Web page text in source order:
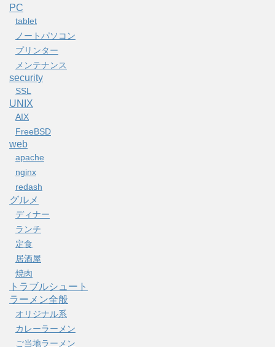
PC
tablet
ノートパソコン
プリンター
メンテナンス
security
SSL
UNIX
AIX
FreeBSD
web
apache
nginx
redash
グルメ
ディナー
ランチ
定食
居酒屋
焼肉
トラブルシュート
ラーメン全般
オリジナル系
カレーラーメン
ご当地ラーメン